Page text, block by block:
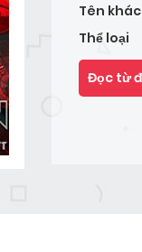
Tên khác
Thể loại
Đọc từ